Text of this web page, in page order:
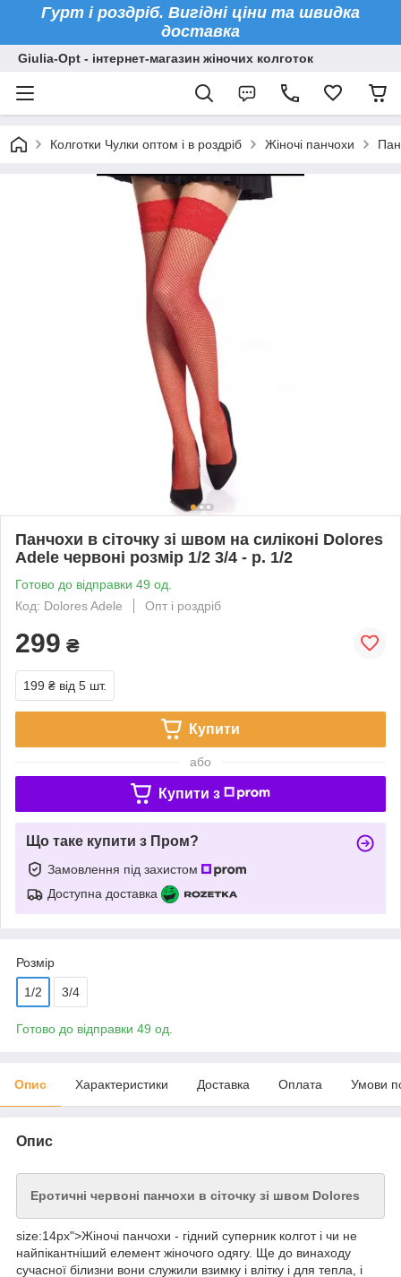
Гурт і роздріб. Вигідні ціни та швидка
доставка
Giulia-Opt - інтернет-магазин жіночих колготок
Колготки Чулки оптом і в роздріб Жіночі панчохи
Панчохи в сіточку зі швом на силіконі Dolores
Adele червоні розмір 1/2 3/4 - р. 1/2
Готово до відправки 49 од.
Код: Dolores Adele
Опт і роздріб
299 ₴
199 ₴ від 5 шт.
Купити
або
Купити з
Що таке купити з Пром?
Замовлення під захистом
Доступна доставка
Розмір
1/2 3/4
Готово до відправки 49 од.
Опис Характеристики Доставка Оплата Умови
Опис
Еротичні червоні панчохи в сіточку зі швом Dolores
size:14px">Жіночі панчохи - гідний суперник колгот і чи не
найпікантніший елемент жіночого одягу. Ще до винаходу
сучасної білизни вони служили взимку і влітку і для тепла, і